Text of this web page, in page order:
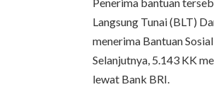
Penerima bantuan
Langsung Tunai (BLT)
menerima Bantuan
Selanjutnya, 5.143 KK
lewat Bank BRI.